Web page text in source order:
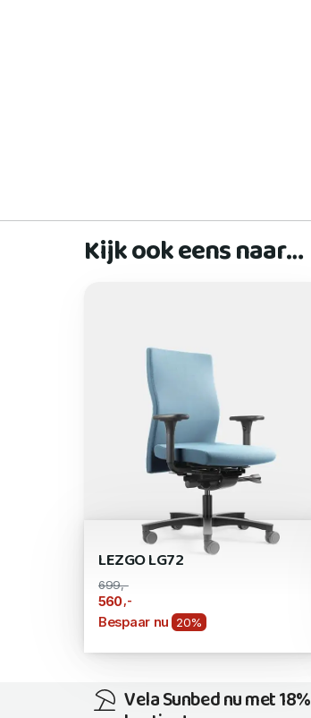
Kijk ook eens naar…
LEZGO LG72
699,-
560 ,-
Bespaar nu 20%
Vela Sunbed nu met 18%